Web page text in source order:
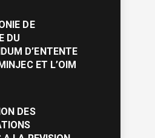
DE
DU
D’ENTENTE
ET L’OIM
DES